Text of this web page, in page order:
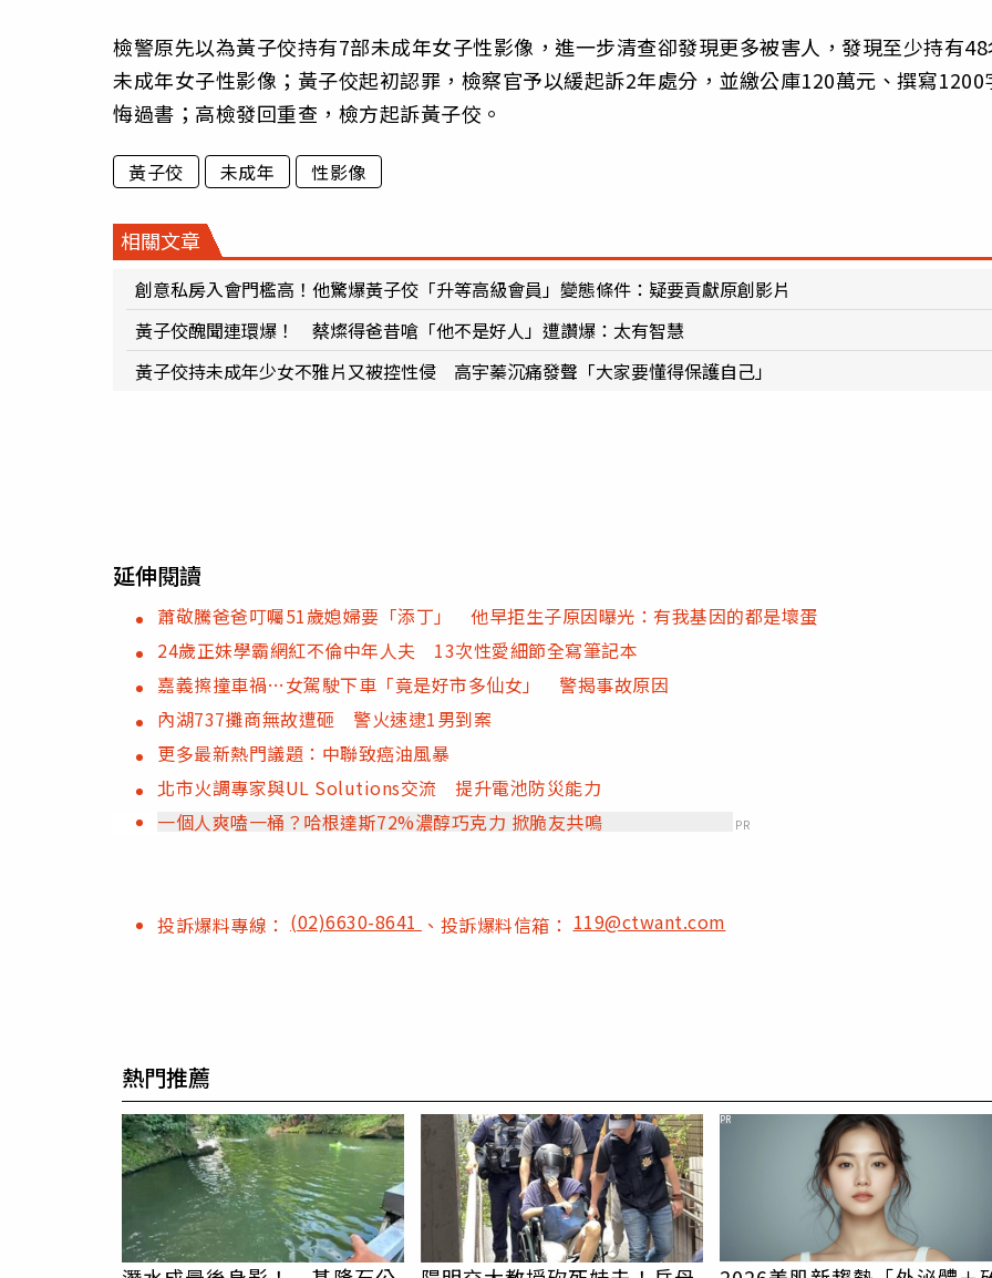
檢警原先以為黃子佼持有7部未成年女子性影像，進一步清查卻發現更多被害人，發現至少持有
未成年女子性影像；黃子佼起初認罪，檢察官予以緩起訴2年處分，並繳公庫120萬元、撰寫1200
悔過書；高檢發回重查，檢方起訴黃子佼。
黃子佼 未成年 性影像
相關文章
創意私房入會門檻高！他驚爆黃子佼「升等高級會員」變態條件：疑要貢獻原創影片
黃子佼醜聞連環爆！ 蔡燦得爸昔嗆「他不是好人」遭讚爆：太有智慧
黃子佼持未成年少女不雅片又被控性侵 高宇蓁沉痛發聲「大家要懂得保護自己」
延伸閱讀
蕭敬騰爸爸叮囑51歲媳婦要「添丁」 他早拒生子原因曝光：有我基因的都是壞蛋
24歲正妹學霸網紅不倫中年人夫 13次性愛細節全寫筆記本
嘉義擦撞車禍…女駕駛下車「竟是好市多仙女」 警揭事故原因
內湖737攤商無故遭砸 警火速逮1男到案
更多最新熱門議題：中聯致癌油風暴
北市火調專家與UL Solutions交流 提升電池防災能力
一個人爽嗑一桶？哈根達斯72%濃醇巧克力 掀脆友共鳴
PR
投訴爆料專線： (02)6630-8641 、投訴爆料信箱：119@ctwant.com
熱門推薦
PR